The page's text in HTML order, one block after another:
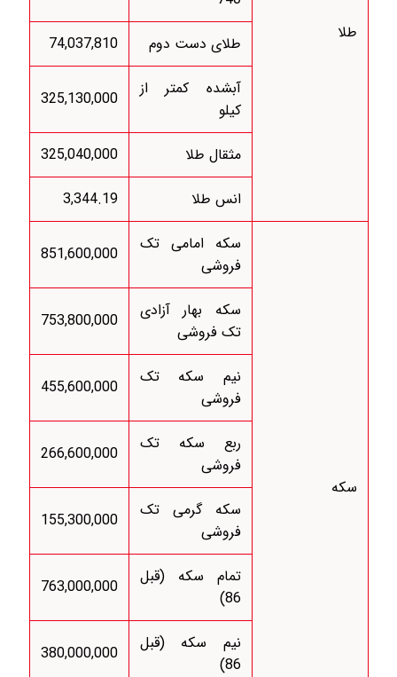
طلا
طلای دست دوم
74,037,810
آبشده کمتر از
کیلو
325,130,000
مثقال طلا
325,040,000
انس طلا
3,344.19
سکه
سکه امامی تک
فروشی
851,600,000
سکه بهار آزادی
تک فروشی
753,800,000
نیم سکه تک
فروشی
455,600,000
ربع سکه تک
فروشی
266,600,000
سکه گرمی تک
فروشی
155,300,000
تمام سکه (قبل
86)
763,000,000
نیم سکه (قبل
86)
380,000,000